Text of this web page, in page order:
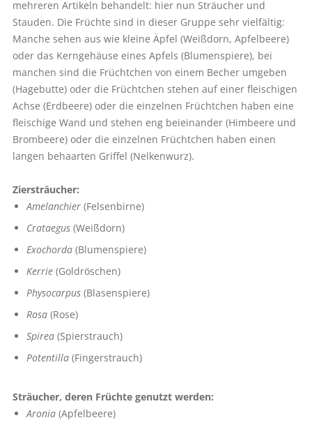
mehreren Artikeln behandelt: hier nun Sträucher und
Stauden. Die Früchte sind in dieser Gruppe sehr vielfältig:
Manche sehen aus wie kleine Äpfel (Weißdorn, Apfelbeere)
oder das Kerngehäuse eines Apfels (Blumenspiere), bei
manchen sind die Früchtchen von einem Becher umgeben
(Hagebutte) oder die Früchtchen stehen auf einer fleischigen
Achse (Erdbeere) oder die einzelnen Früchtchen haben eine
fleischige Wand und stehen eng beieinander (Himbeere und
Brombeere) oder die einzelnen Früchtchen haben einen
langen behaarten Griffel (Nelkenwurz).
Ziersträucher:
Amelanchier(Felsenbirne)
Crataegus(Weißdorn)
Exochorda(Blumenspiere)
Kerrie(Goldröschen)
Physocarpus(Blasenspiere)
Rosa(Rose)
Spirea(Spierstrauch)
Potentilla(Fingerstrauch)
Sträucher, deren Früchte genutzt werden:
Aronia(Apfelbeere)